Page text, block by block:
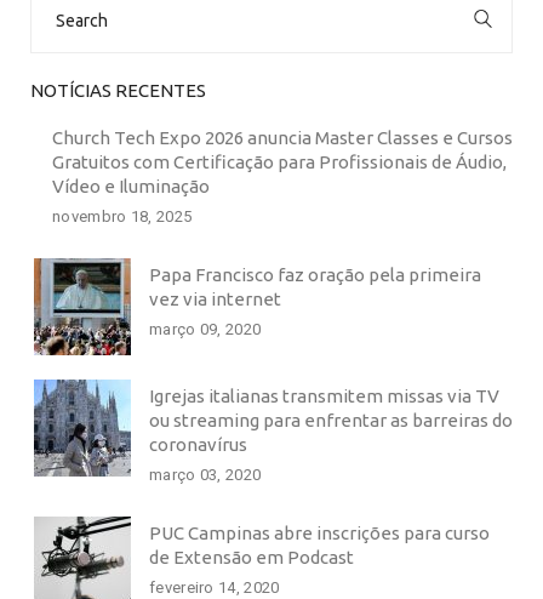
NOTÍCIAS RECENTES
Church Tech Expo 2026 anuncia Master Classes e Cursos
Gratuitos com Certificação para Profissionais de Áudio,
Vídeo e Iluminação
novembro 18, 2025
Papa Francisco faz oração pela primeira
vez via internet
março 09, 2020
Igrejas italianas transmitem missas via TV
ou streaming para enfrentar as barreiras do
coronavírus
março 03, 2020
PUC Campinas abre inscrições para curso
de Extensão em Podcast
fevereiro 14, 2020